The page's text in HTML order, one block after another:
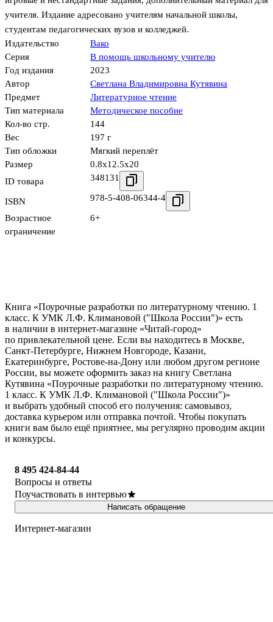
учителя. Издание адресовано учителям начальной школы,
студентам педагогических вузов и колледжей.
Издательство
Вако
Серия
В помощь школьному учителю
Год издания
2023
Автор
Светлана Владимировна Кутявина
Предмет
Литературное чтение
Тип материала
Методическое пособие
Кол-во стр.
144
Вес
197 г
Тип обложки
Мягкий переплёт
Размер
0.8x12.5x20
ID товара
348131
ISBN 978-5-408-06344-4
Возрастное
ограничение
6+
Книга «Поурочные разработки по литературному чтению. 1
класс. К УМК Л.Ф. Климановой ("Школа России")» есть
в наличии в интернет-магазине «Читай-город»
по привлекательной цене. Если вы находитесь в Москве,
Санкт-Петербурге, Нижнем Новгороде, Казани,
Екатеринбурге, Ростове-на-Дону или любом другом регионе
России, вы можете оформить заказ на книгу Светлана
Кутявина «Поурочные разработки по литературному чтению.
1 класс. К УМК Л.Ф. Климановой ("Школа России")»
и выбрать удобный способ его получения: самовывоз,
доставка курьером или отправка почтой. Чтобы покупать
книги вам было ещё приятнее, мы регулярно проводим акции
и конкурсы.
8 495 424-84-44
Вопросы и ответы
Поучаствовать в интервью
Написать обращение
Интернет-магазин